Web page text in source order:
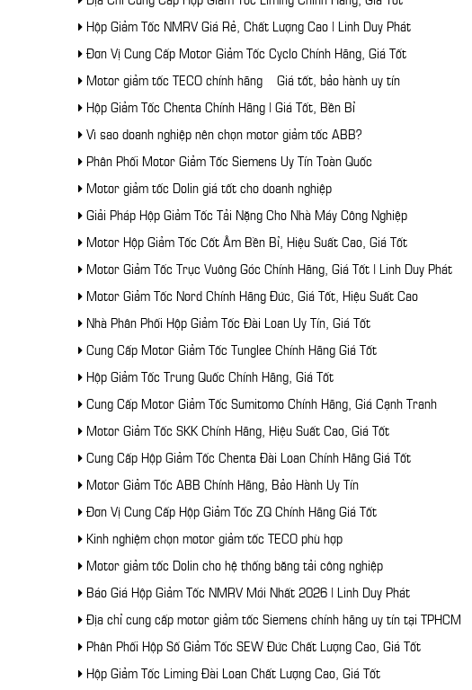
Hộp Giảm Tốc NMRV Giá Rẻ, Chất Lượng Cao | Linh Duy Phát
Đơn Vị Cung Cấp Motor Giảm Tốc Cyclo Chính Hãng, Giá Tốt
Motor giảm tốc TECO chính hãng – Giá tốt, bảo hành uy tín
Hộp Giảm Tốc Chenta Chính Hãng | Giá Tốt, Bền Bỉ
Vì sao doanh nghiệp nên chọn motor giảm tốc ABB?
Phân Phối Motor Giảm Tốc Siemens Uy Tín Toàn Quốc
Motor giảm tốc Dolin giá tốt cho doanh nghiệp
Giải Pháp Hộp Giảm Tốc Tải Nặng Cho Nhà Máy Công Nghiệp
Motor Hộp Giảm Tốc Cốt Âm Bền Bỉ, Hiệu Suất Cao, Giá Tốt
Motor Giảm Tốc Trục Vuông Góc Chính Hãng, Giá Tốt | Linh Duy Phát
Motor Giảm Tốc Nord Chính Hãng Đức, Giá Tốt, Hiệu Suất Cao
Nhà Phân Phối Hộp Giảm Tốc Đài Loan Uy Tín, Giá Tốt
Cung Cấp Motor Giảm Tốc Tunglee Chính Hãng Giá Tốt
Hộp Giảm Tốc Trung Quốc Chính Hãng, Giá Tốt
Cung Cấp Motor Giảm Tốc Sumitomo Chính Hãng, Giá Cạnh Tranh
Motor Giảm Tốc SKK Chính Hãng, Hiệu Suất Cao, Giá Tốt
Cung Cấp Hộp Giảm Tốc Chenta Đài Loan Chính Hãng Giá Tốt
Motor Giảm Tốc ABB Chính Hãng, Bảo Hành Uy Tín
Đơn Vị Cung Cấp Hộp Giảm Tốc ZQ Chính Hãng Giá Tốt
Kinh nghiệm chọn motor giảm tốc TECO phù hợp
Motor giảm tốc Dolin cho hệ thống băng tải công nghiệp
Báo Giá Hộp Giảm Tốc NMRV Mới Nhất 2026 | Linh Duy Phát
Địa chỉ cung cấp motor giảm tốc Siemens chính hãng uy tín tại TPHCM
Phân Phối Hộp Số Giảm Tốc SEW Đức Chất Lượng Cao, Giá Tốt
Hộp Giảm Tốc Liming Đài Loan Chất Lượng Cao, Giá Tốt